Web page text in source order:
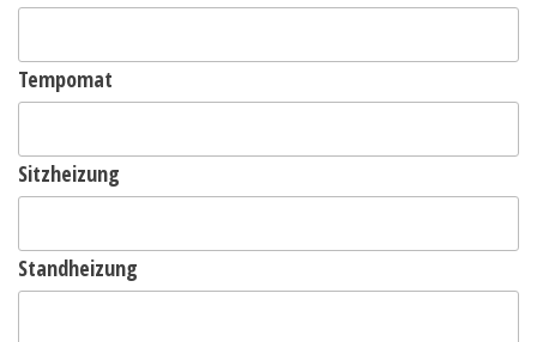
Tempomat
Sitzheizung
Standheizung